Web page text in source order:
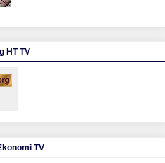
HT TV
TV